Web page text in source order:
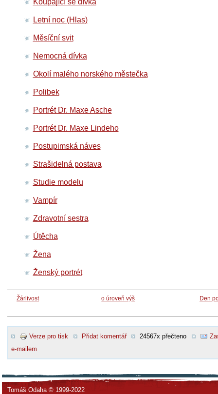
Letní noc (Hlas)
Měsíční svit
Nemocná dívka
Okolí malého norského městečka
Polibek
Portrét Dr. Maxe Asche
Portrét Dr. Maxe Lindeho
Postupimská náves
Strašidelná postava
Studie modelu
Vampír
Zdravotní sestra
Útěcha
Žena
Ženský portrét
Žárlivost o úroveň výš Den
Verze pro tisk Přidat komentář 24567x přečteno
e-mailem
Tomáš Odaha © 1999-2022